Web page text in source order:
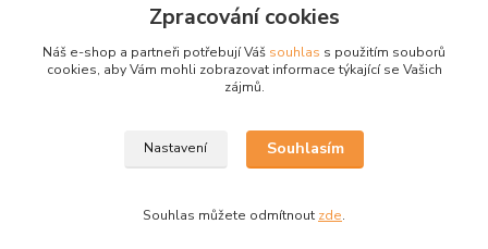
+ 420 608 777 028
obchod@golemreklama.cz
Zpracování cookies
Náš e-shop a partneři potřebují Váš souhlas s použitím souborů
cookies, aby Vám mohli zobrazovat informace týkající se Vašich
zájmů.
Nastavení Souhlasím
Souhlas můžete odmítnout zde.